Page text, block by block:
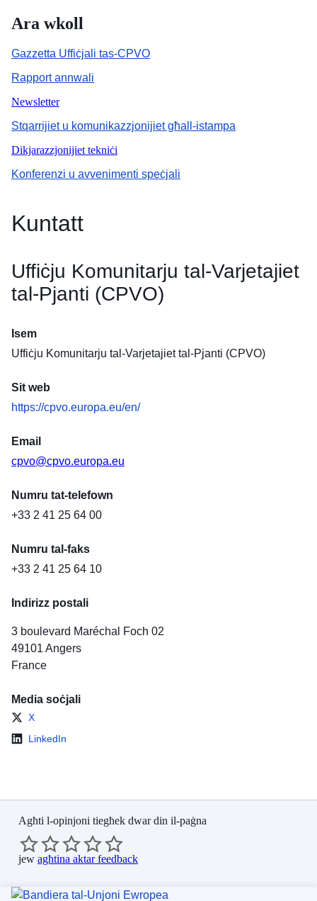
Ara wkoll
Gazzetta Uffiċjali tas-CPVO
Rapport annwali
Newsletter
Stqarrijiet u komunikazzjonijiet għall-istampa
Dikjarazzjonijiet tekniċi
Konferenzi u avvenimenti speċjali
Kuntatt
Uffiċju Komunitarju tal-Varjetajiet
tal-Pjanti (CPVO)
Isem
Uffiċju Komunitarju tal-Varjetajiet tal-Pjanti (CPVO)
Sit web
https://cpvo.europa.eu/en/
Email
cpvo@cpvo.europa.eu
Numru tat-telefown
+33 2 41 25 64 00
Numru tal-faks
+33 2 41 25 64 10
Indirizz postali
3 boulevard Maréchal Foch 02
49101 Angers
France
Media soċjali
X
LinkedIn
Agħti l-opinjoni tiegħek dwar din il-paġna
jew agħtina aktar feedback